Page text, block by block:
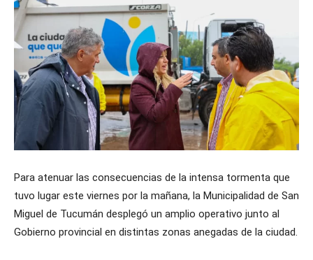
Para atenuar las consecuencias de la intensa tormenta que
tuvo lugar este viernes por la mañana, la Municipalidad de San
Miguel de Tucumán desplegó un amplio operativo junto al
Gobierno provincial en distintas zonas anegadas de la ciudad.